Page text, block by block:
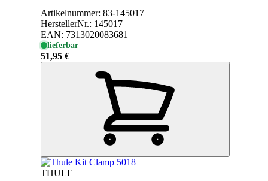
Artikelnummer: 83-145017
HerstellerNr.: 145017
EAN: 7313020083681
lieferbar
51,95 €
THULE